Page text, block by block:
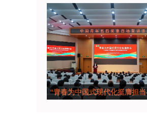
“青春为中国式现代化挺膺担